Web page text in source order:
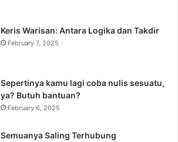
Keris Warisan: Antara Logika dan Takdir
February 7, 2025
Sepertinya kamu lagi coba nulis sesuatu,
ya? Butuh bantuan?
February 6, 2025
Semuanya Saling Terhubung